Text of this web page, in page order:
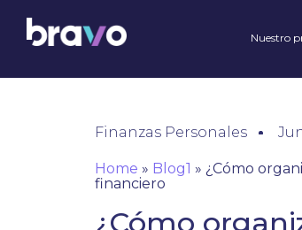
Nuestro
Finanzas Personales
Home » Blog1 » ¿Cómo
financiero
¿Cómo